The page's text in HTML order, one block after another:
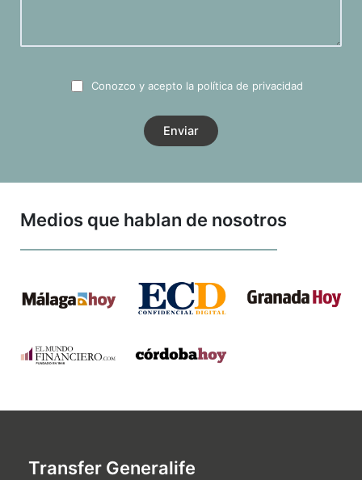
Conozco y acepto la política de privacidad
Medios que hablan de nosotros
Transfer Generalife